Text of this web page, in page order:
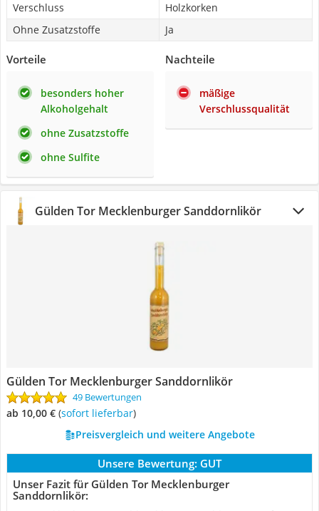
Verschluss
Holzkorken
Ohne Zusatzstoffe
Ja
Vorteile
besonders hoher
Alkoholgehalt
ohne Zusatzstoffe
ohne Sulfite
Nachteile
mäßige
Verschlussqualität
Gülden Tor Mecklenburger Sanddornlikör
Gülden Tor Mecklenburger Sanddornlikör
49 Bewertungen
ab 10,00 € ( Sofort lieferbar)
Preisvergleich und weitere Angebote
Unsere Bewertung: GUT
Unser Fazit für Gülden Tor Mecklenburger
Sanddornlikör: